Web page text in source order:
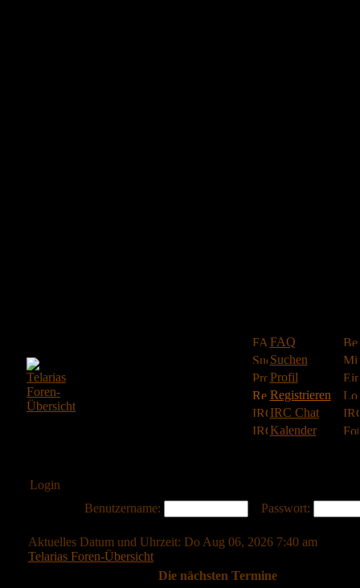
FAQ
Suchen
Profil
Registrieren
IRC Chat
Kalender
Login
Benutzername:
Passwort:
Aktuelles Datum und Uhrzeit: Do Aug 06, 2026 7:40 am
Telarias Foren-Übersicht
Die nächsten Termine